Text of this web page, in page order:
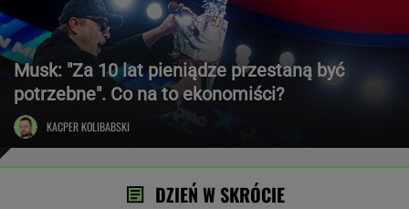
Musk: "Za 10 lat pieniądze przestaną być
potrzebne". Co na to ekonomiści?
KACPER KOLIBABSKI
DZIEŃ W SKRÓCIE